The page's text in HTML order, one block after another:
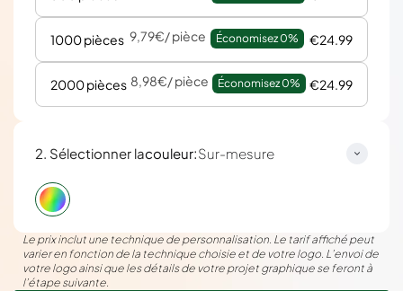
1000 pièces 9,79€/ pièce Économisez 0% €24.99
2000 pièces 8,98€/ pièce Économisez 0% €24.99
2. Sélectionner lacouleur:Sur-mesure
Le prix inclut une technique de personnalisation. Le tarif affiché peut
varier en fonction de la technique choisie et de votre logo. L’envoi de
votre logo ainsi que les détails de votre projet graphique se feront à
l’étape suivante.